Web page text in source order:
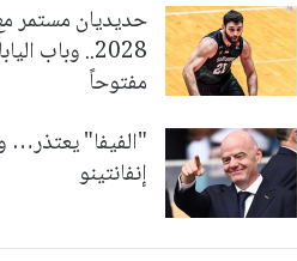
حديديان مستمر
2028.. وباب
مفتوحاً
"الفيفا" يعتذر…
إنفانتينو